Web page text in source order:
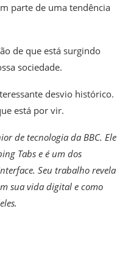
parte de uma tendência
de que está surgindo
sociedade.
desvio histórico.
está por vir.
de tecnologia da BBC. Ele
Tabs e é um dos
Seu trabalho revela
sua vida digital e como